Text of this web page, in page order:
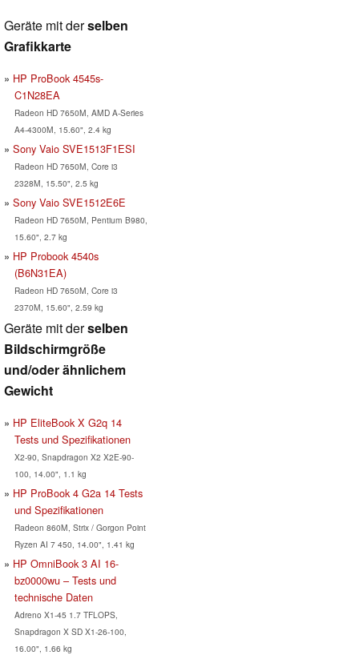
Geräte mit derselben
Grafikkarte
HP ProBook 4545s-
C1N28EA
Radeon HD 7650M, AMD A-Series
A4-4300M, 15.60", 2.4 kg
Sony Vaio SVE1513F1ESI
Radeon HD 7650M, Core i3
2328M, 15.50", 2.5 kg
Sony Vaio SVE1512E6E
Radeon HD 7650M, Pentium B980,
15.60", 2.7 kg
HP Probook 4540s
(B6N31EA)
Radeon HD 7650M, Core i3
2370M, 15.60", 2.59 kg
Geräte mit derselben
Bildschirmgröße
und/oder ähnlichem
Gewicht
HP EliteBook X G2q 14
Tests und Spezifikationen
X2-90, Snapdragon X2 X2E-90-
100, 14.00", 1.1 kg
HP ProBook 4 G2a 14 Tests
und Spezifikationen
Radeon 860M, Strix / Gorgon Point
Ryzen AI 7 450, 14.00", 1.41 kg
HP OmniBook 3 AI 16-
bz0000wu – Tests und
technische Daten
Adreno X1-45 1.7 TFLOPS,
Snapdragon X SD X1-26-100,
16.00", 1.66 kg